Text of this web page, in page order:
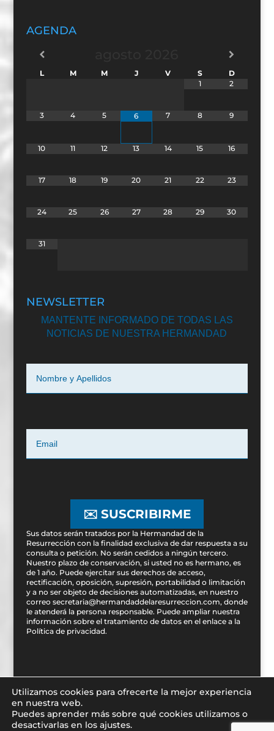
AGENDA
L M M J V S
D
1
2
3 4 5 6 7 8 9
10 11 12 13 14 15 16
17 18 19 20 21 22 23
24 25 26 27 28 29 30
31
NEWSLETTER
MANTENTE INFORMADO DE TODAS LAS
NOTICIAS DE NUESTRA HERMANDAD
✉️ SUSCRIBIRME
Sus datos serán tratados por la Hermandad de la
Resurrección con la finalidad exclusiva de dar respuesta a su
consulta o petición. No serán cedidos a ningún tercero.
Nuestro plazo de conservación, si usted no es hermano, es
de 1 año. Puede ejercitar sus derechos de acceso,
rectificación, oposición, supresión, portabilidad o limitación
y a no ser objeto de decisiones automatizadas, en nuestro
correo secretaria@hermandaddelaresurreccion.com, donde
le atenderá la persona responsable. Puede ampliar nuestra
información sobre el tratamiento de datos en el enlace a la
Política de privacidad.
Diseñado poriNova Cloud. 2019 © Todos los derechos
Utilizamos cookies para ofrecerte la mejor experiencia
en nuestra web.
Puedes aprender más sobre qué cookies utilizamos o
desactivarlas en los ajustes.